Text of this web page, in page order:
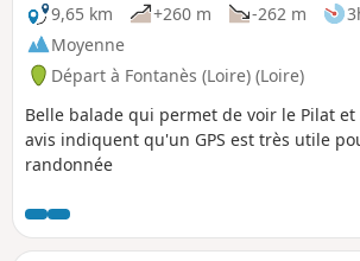
9,65 km
+260 m -262 m
Moyenne
Départ à Fontanès (Loire) (Loire)
Belle balade qui permet de voir le Pilat et
avis indiquent qu'un GPS est très utile
randonnée